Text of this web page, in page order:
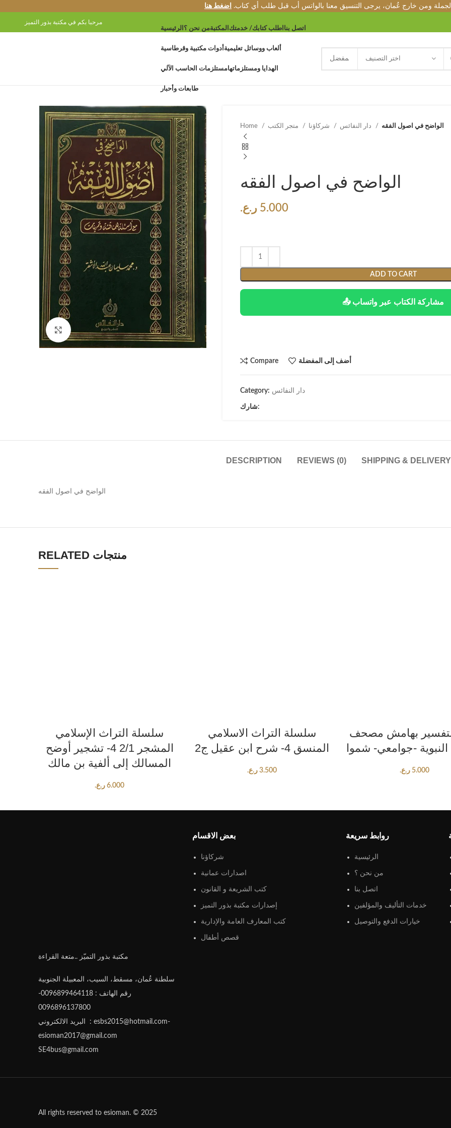
الجملة ومن خارج عُمان، يرجى التنسيق معنا بالواتس أب قبل طلب أي كتاب. اضغط هنا
مرحبا بكم في مكتبة بذور التميز
الرئيسية من نحن ؟المكتبة اطلب كتابك/ خدمتك اتصل بنا
أدوات مكتبية وقرطاسية ألعاب ووسائل تعليمية
مستلزمات الحاسب الآليالهدايا ومستلزماتها
طابعات وأحبار
اختر التصنيف
Click to enlarge
Home الواضح في اصول الفقه
الواضح في اصول الفقه
5.000 ر.ع.
ADD TO CART
📤 مشاركة الكتاب عبر واتساب
Compare أضف إلى المفضلة
Category: دار النفائس
شارك:
DESCRIPTION REVIEWS (0) SHIPPING & DELIVERY
الواضح في اصول الفقه
RELATED منتجات
سلسلة التراث الإسلامي
المشجر 2/1 4- تشجير أوضح
المسالك إلى ألفية بن مالك
6.000 ر.ع.
سلسلة التراث الاسلامي
المنسق 4- شرح ابن عقيل ج2
3.500 ر.ع.
بهامش مصحف
النبوية -جوامعي- شموا
5.000 ر.ع.
مكتبة بذور التميّز ..متعة القراءة
سلطنة عُمان، مسقط، السيب، المعبيلة الجنوبية
رقم الهاتف : 0096899464118-
0096896137800
البريد الالكتروني : esbs2015@hotmail.com-
esioman2017@gmail.com
SE4bus@gmail.com
بعض الاقسام
شركاؤنا
اصدارات عمانية
كتب الشريعة و القانون
إصدارات مكتبة بذور التميز
كتب المعارف العامة والإدارية
قصص أطفال
روابط سريعة
الرئيسية
من نحن ؟
اتصل بنا
خدمات التأليف والمؤلفين
خيارات الدفع والتوصيل
All rights reserved to esioman. © 2025